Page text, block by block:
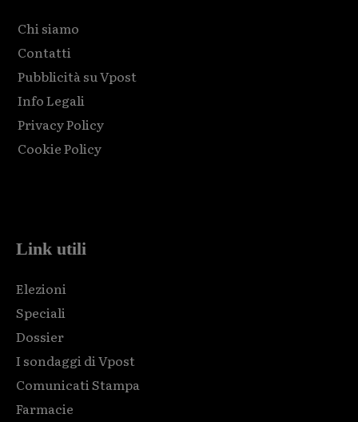
Chi siamo
Contatti
Pubblicità su Vpost
Info Legali
Privacy Policy
Cookie Policy
Link utili
Elezioni
Speciali
Dossier
I sondaggi di Vpost
Comunicati Stampa
Farmacie